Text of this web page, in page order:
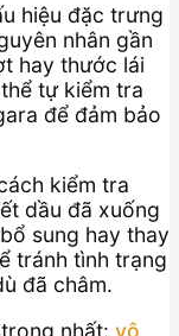
hiệu đặc trưng
nhân gần
hay thước lái
tự kiểm tra
để đảm bảo
kiểm tra
dầu đã xuống
sung hay thay
tránh tình trạng
đã châm.
nhất: vô